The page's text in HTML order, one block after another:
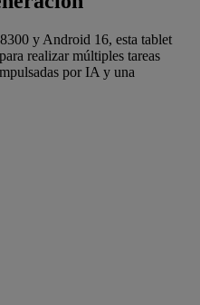
y Android 16, esta tablet
realizar múltiples tareas
por IA y una